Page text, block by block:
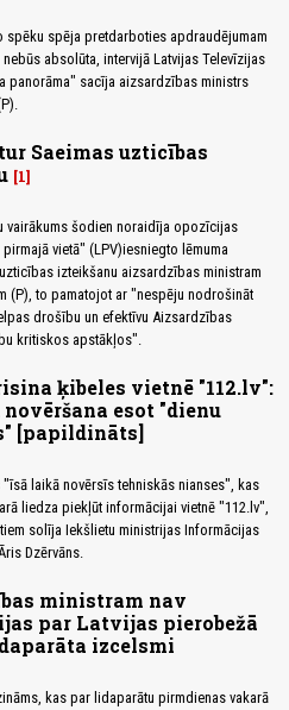
spēku spēja pretdarboties apdraudējumam
absolūta, intervijā Latvijas Televīzijas
panorāma" sacīja aizsardzības ministrs
Saeimas uzticības
1
vairākums šodien noraidīja opozīcijas
vietā" (LPV)iesniegto lēmuma
izteikšanu aizsardzības ministram
(P), to pamatojot ar "nespēju nodrošināt
drošību un efektīvu Aizsardzības
kritiskos apstākļos".
ķibeles vietnē "112.lv":
esot "dienu
[papildināts]
laikā novērsīs tehniskās nianses", kas
liedza piekļūt informācijai vietnē "112.lv",
solīja Iekšlietu ministrijas Informācijas
Dzērvāns.
ministram nav
par Latvijas pierobežā
izcelsmi
kas par lidaparātu pirmdienas vakarā